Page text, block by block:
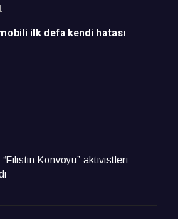
ilk defa kendi hatası
Konvoyu” aktivistleri